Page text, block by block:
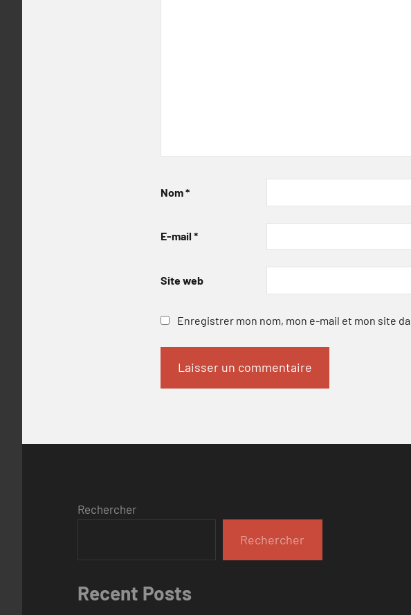
Nom*
E-mail *
Site web
Enregistrer mon nom, mon e-mail et mon site
Rechercher
Rechercher
Recent Posts